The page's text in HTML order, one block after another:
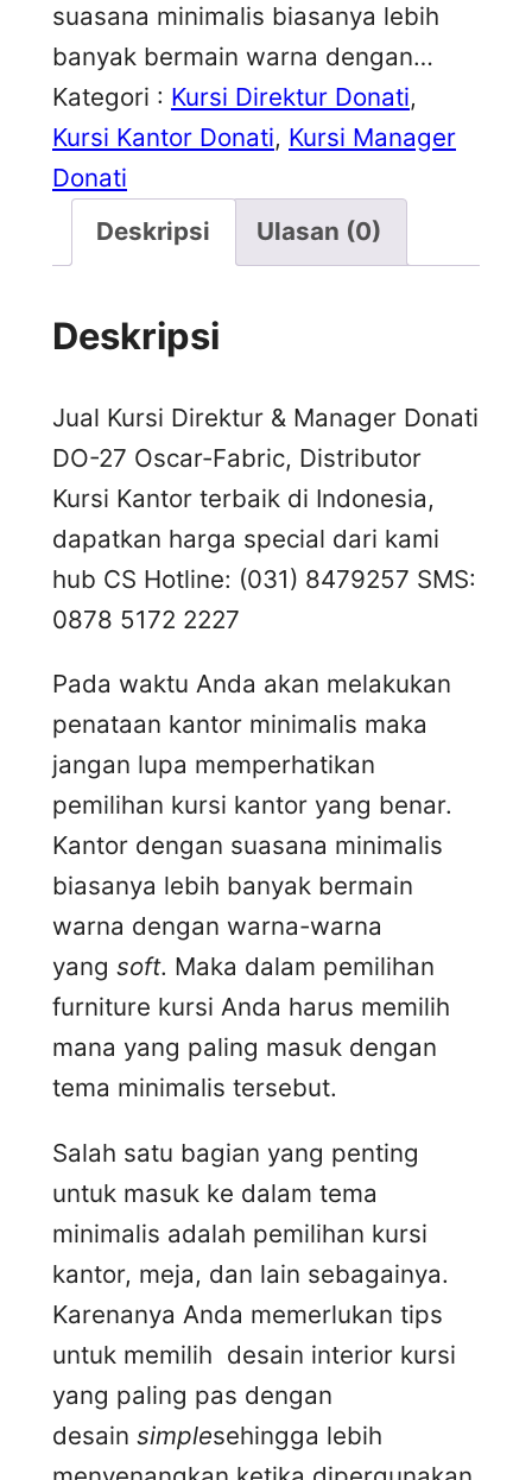
suasana minimalis biasanya lebih
banyak bermain warna dengan…
Kategori : Kursi Direktur Donati
Kursi Kantor Donati, Kursi Manager
Donati
Deskripsi
Ulasan (0)
Deskripsi
Jual Kursi Direktur & Manager Donati
DO-27 Oscar-Fabric, Distributor
Kursi Kantor terbaik di Indonesia,
dapatkan harga special dari kami
hub CS Hotline: (031) 8479257 SMS:
0878 5172 2227
Pada waktu Anda akan melakukan
penataan kantor minimalis maka
jangan lupa memperhatikan
pemilihan kursi kantor yang benar.
Kantor dengan suasana minimalis
biasanya lebih banyak bermain
warna dengan warna-warna
yang soft. Maka dalam pemilihan
furniture kursi Anda harus memilih
mana yang paling masuk dengan
tema minimalis tersebut.
Salah satu bagian yang penting
untuk masuk ke dalam tema
minimalis adalah pemilihan kursi
kantor, meja, dan lain sebagainya.
Karenanya Anda memerlukan tips
untuk memilih desain interior kursi
yang paling pas dengan
desain simplesehingga lebih